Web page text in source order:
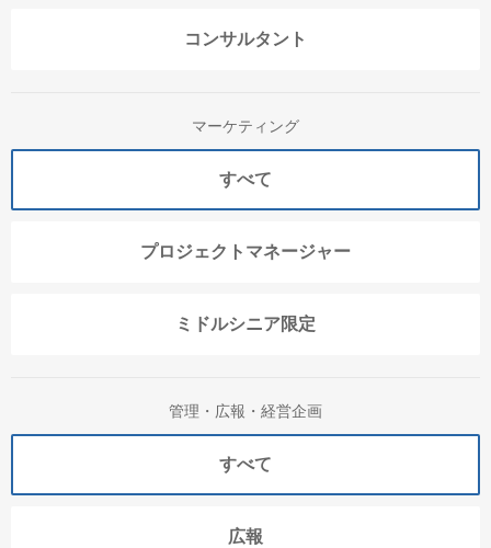
コンサルタント
マーケティング
すべて
プロジェクトマネージャー
ミドルシニア限定
管理・広報・経営企画
すべて
広報